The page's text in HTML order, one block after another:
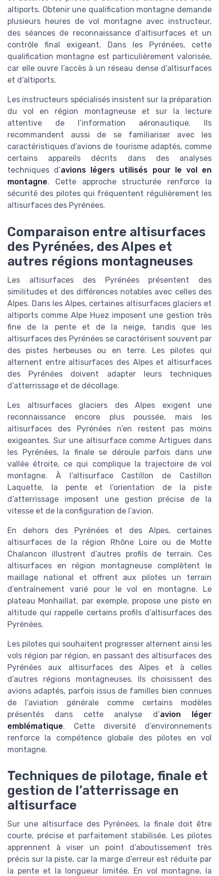
altiports. Obtenir une qualification montagne demande
plusieurs heures de vol montagne avec instructeur,
des séances de reconnaissance d’altisurfaces et un
contrôle final exigeant. Dans les Pyrénées, cette
qualification montagne est particulièrement valorisée,
car elle ouvre l’accès à un réseau dense d’altisurfaces
et d’altiports.
Les instructeurs spécialisés insistent sur la préparation
du vol en région montagneuse et sur la lecture
attentive de l’information aéronautique. Ils
recommandent aussi de se familiariser avec les
caractéristiques d’avions de tourisme adaptés, comme
certains appareils décrits dans des analyses
techniques d’avions légers utilisés pour le vol en
montagne. Cette approche structurée renforce la
sécurité des pilotes qui fréquentent régulièrement les
altisurfaces des Pyrénées.
Comparaison entre altisurfaces
des Pyrénées, des Alpes et
autres régions montagneuses
Les altisurfaces des Pyrénées présentent des
similitudes et des différences notables avec celles des
Alpes. Dans les Alpes, certaines altisurfaces glaciers et
altiports comme Alpe Huez imposent une gestion très
fine de la pente et de la neige, tandis que les
altisurfaces des Pyrénées se caractérisent souvent par
des pistes herbeuses ou en terre. Les pilotes qui
alternent entre altisurfaces des Alpes et altisurfaces
des Pyrénées doivent adapter leurs techniques
d’atterrissage et de décollage.
Les altisurfaces glaciers des Alpes exigent une
reconnaissance encore plus poussée, mais les
altisurfaces des Pyrénées n’en restent pas moins
exigeantes. Sur une altisurface comme Artigues dans
les Pyrénées, la finale se déroule parfois dans une
vallée étroite, ce qui complique la trajectoire de vol
montagne. À l’altisurface Castillon de Castillon
Laquette, la pente et l’orientation de la piste
d’atterrissage imposent une gestion précise de la
vitesse et de la configuration de l’avion.
En dehors des Pyrénées et des Alpes, certaines
altisurfaces de la région Rhône Loire ou de Motte
Chalancon illustrent d’autres profils de terrain. Ces
altisurfaces en région montagneuse complètent le
maillage national et offrent aux pilotes un terrain
d’entraînement varié pour le vol en montagne. Le
plateau Monhaillat, par exemple, propose une piste en
altitude qui rappelle certains profils d’altisurfaces des
Pyrénées.
Les pilotes qui souhaitent progresser alternent ainsi les
vols région par région, en passant des altisurfaces des
Pyrénées aux altisurfaces des Alpes et à celles
d’autres régions montagneuses. Ils choisissent des
avions adaptés, parfois issus de familles bien connues
de l’aviation générale comme certains modèles
présentés dans cette analyse d’avion léger
emblématique. Cette diversité d’environnements
renforce la compétence globale des pilotes en vol
montagne.
Techniques de pilotage, finale et
gestion de l’atterrissage en
altisurface
Sur une altisurface des Pyrénées, la finale doit être
courte, précise et parfaitement stabilisée. Les pilotes
apprennent à viser un point d’aboutissement très
précis sur la piste, car la marge d’erreur est réduite par
la pente et la longueur limitée. En vol montagne, la